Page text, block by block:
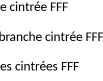
cintrée FFF
cintrée
cintrées FFF